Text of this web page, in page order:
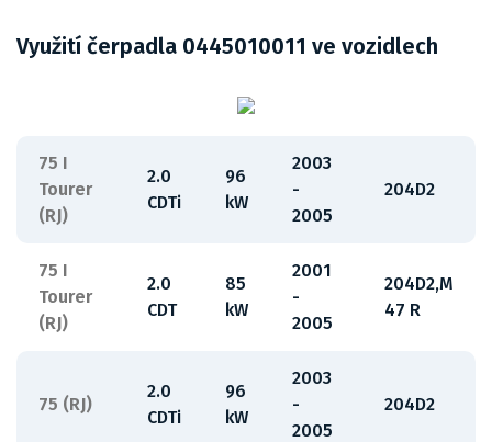
Využití čerpadla 0445010011 ve vozidlech
75 I
Tourer
(RJ)
2.0
CDTi
96
kW
2003
-
2005
204D2
75 I
Tourer
(RJ)
2.0
CDT
85
kW
2001
-
2005
204D2,M
47 R
75 (RJ)
2.0
CDTi
96
kW
2003
-
2005
204D2